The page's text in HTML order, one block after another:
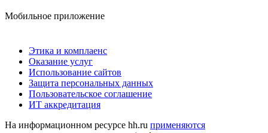
Мобильное приложение
Этика и комплаенс
Оказание услуг
Использование сайтов
Защита персональных данных
Пользовательское соглашение
ИТ аккредитация
На информационном ресурсе hh.ru применяются